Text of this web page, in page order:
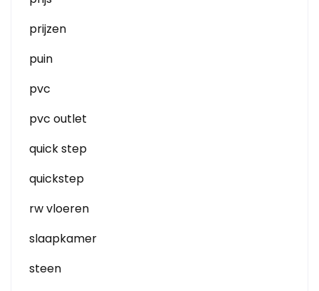
prijzen
puin
pvc
pvc outlet
quick step
quickstep
rw vloeren
slaapkamer
steen